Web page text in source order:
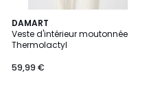
DAMART
Veste d'intérieur moutonnée
Thermolactyl
59,99 €
5
/
5